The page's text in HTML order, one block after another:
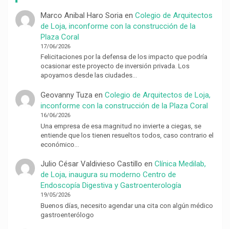
Marco Anibal Haro Soriaen Colegio de Arquitectos
de Loja, inconforme con la construcción de la
Plaza Coral
17/06/2026
Felicitaciones por la defensa de los impacto que podría
ocasionar este proyecto de inversión privada. Los
apoyamos desde las ciudades…
Geovanny Tuzaen Colegio de Arquitectos de Loja,
inconforme con la construcción de la Plaza Coral
16/06/2026
Una empresa de esa magnitud no invierte a ciegas, se
entiende que los tienen resueltos todos, caso contrario el
económico…
Julio César Valdivieso Castillo en Clínica Medilab,
de Loja, inaugura su moderno Centro de
Endoscopía Digestiva y Gastroenterología
19/05/2026
Buenos días, necesito agendar una cita con algún médico
gastroenterólogo